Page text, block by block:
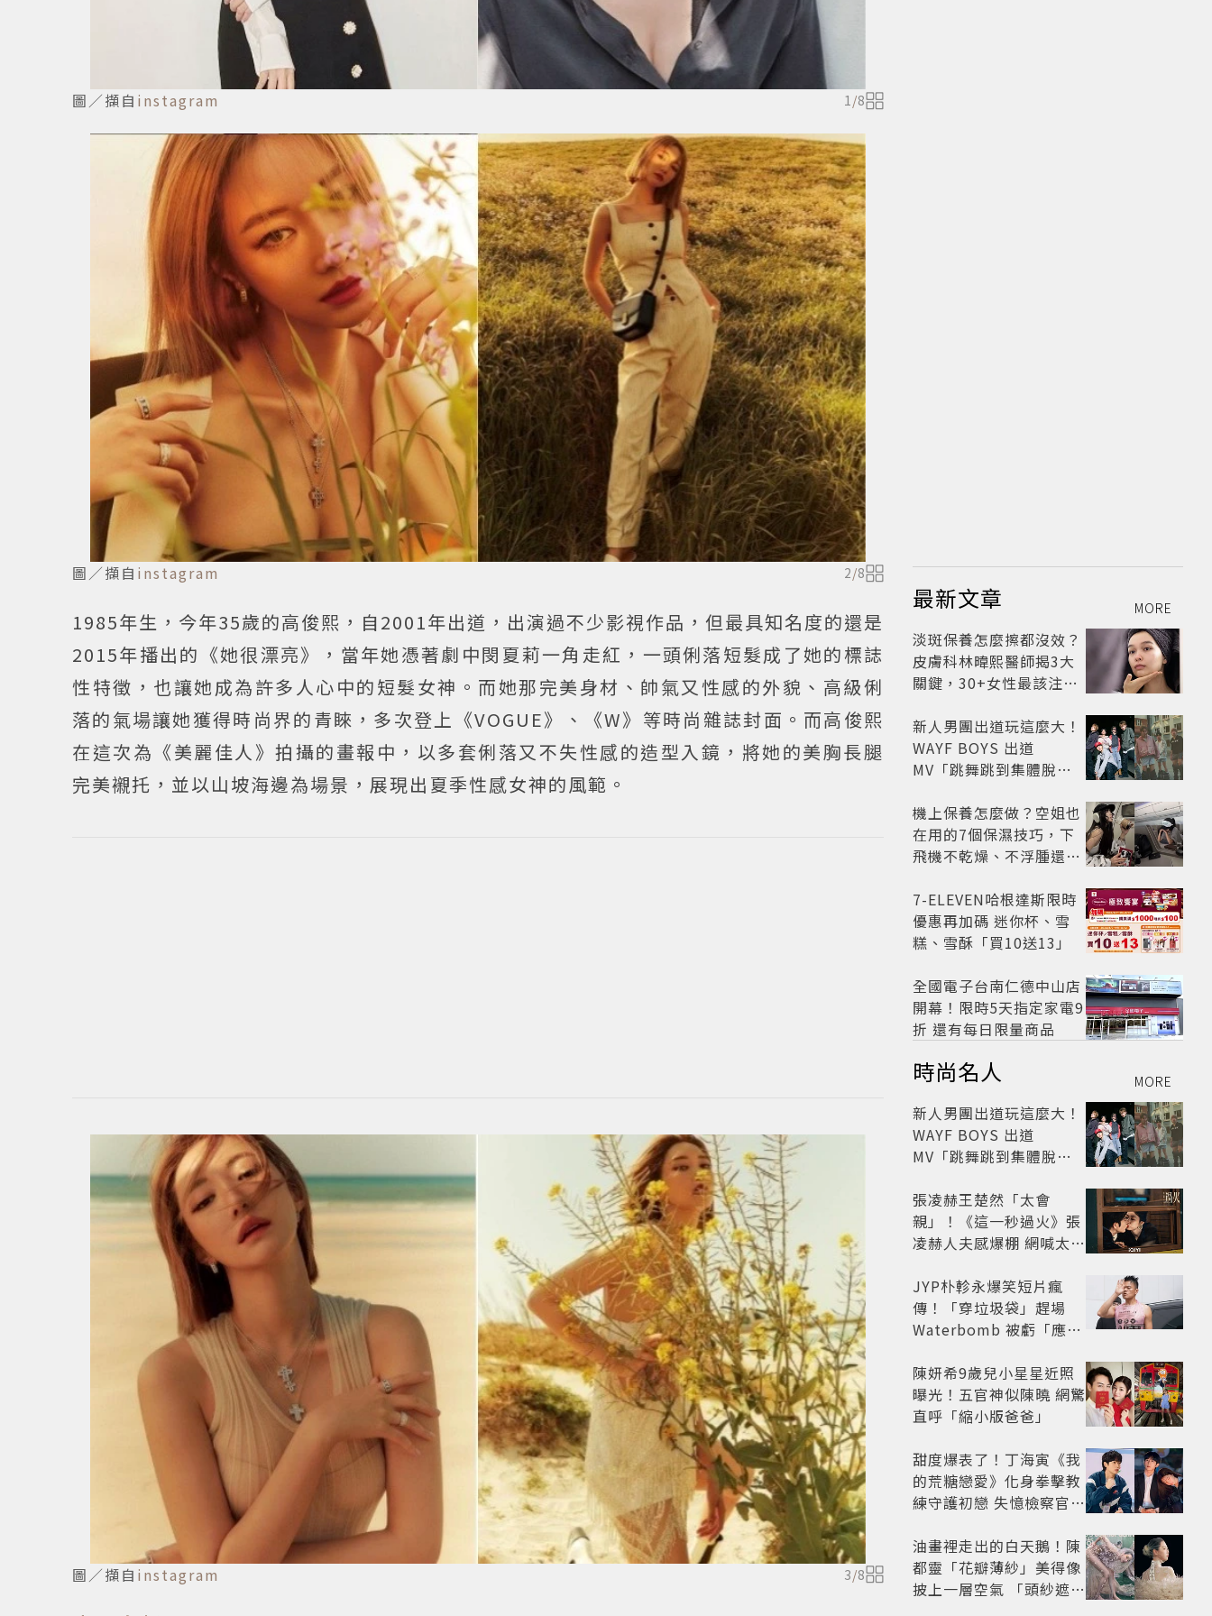
圖／擷自 instagram 1/8
圖／擷自 instagram 2/8
1985年生，今年35歲的高俊熙，自2001年出道，出演過不少影視作品，但最具知名度的還是
2015年播出的《她很漂亮》，當年她憑著劇中閔夏莉一角走紅，一頭俐落短髮成了她的標誌
性特徵，也讓她成為許多人心中的短髮女神。而她那完美身材、帥氣又性感的外貌、高級俐
落的氣場讓她獲得時尚界的青睞，多次登上《VOGUE》、《W》等時尚雜誌封面。而高俊熙
在這次為《美麗佳人》拍攝的畫報中，以多套俐落又不失性感的造型入鏡，將她的美胸長腿
完美襯托，並以山坡海邊為場景，展現出夏季性感女神的風範。
圖／擷自 instagram 3/8
最新文章 MORE
淡斑保養怎麼擦都沒效？
皮膚科林暐熙醫師揭3大
關鍵，30+女性最該注意
新人男團出道玩這麼大！
WAYF BOYS 出道
MV「跳舞跳到集體脫
影片爆紅
機上保養怎麼做？空姐也
在用的7個保濕技巧，下
飛機不乾燥、不浮腫還能
7-ELEVEN哈根達斯限時
優惠再加碼 迷你杯、雪
糕、雪酥「買10送13」
全國電子台南仁德中山店
開幕！限時5天指定家電9
折 還有每日限量商品
時尚名人 MORE
新人男團出道玩這麼大！
WAYF BOYS 出道
MV「跳舞跳到集體脫
影片爆紅
張凌赫王楚然「太會
親」！《這一秒過火》張
凌赫人夫感爆棚 網喊太有
JYP朴軫永爆笑短片瘋
傳！「穿垃圾袋」趕場
Waterbomb 被虧「應該
陳妍希9歲兒小星星近照
曝光！五官神似陳曉 網驚
直呼「縮小版爸爸」
甜度爆表了！丁海寅《我
的荒糖戀愛》化身拳擊教
練守護初戀 失憶檢察官×
劇
油畫裡走出的白天鵝！陳
都靈「花瓣薄紗」美得像
披上一層空氣 「頭紗遮